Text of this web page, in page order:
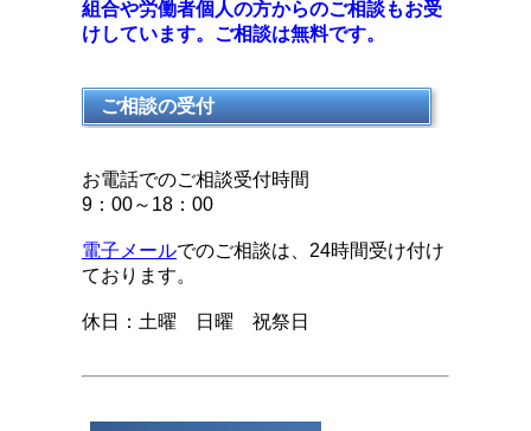
組合や労働者個人の方からのご相談もお受
けしています。ご相談は無料です。
ご相談の受付
お電話でのご相談受付時間
9：00～18：00
電子メールでのご相談は、24時間受け付け
ております。
休日：土曜 日曜 祝祭日